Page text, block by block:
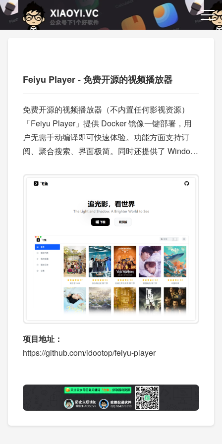
Feiyu Player - 免费开源的视频播放器
免费开源的视频播放器（不内置任何影视资源）
「Feiyu Player」提供 Docker 镜像一键部署，用
户无需手动编译即可快速体验。功能方面支持订
阅、聚合搜索、界面极简。同时还提供了 Window
项目地址：
https://github.com/idootop/feiyu-player